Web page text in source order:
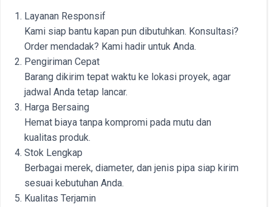
Layanan Responsif
Kami siap bantu kapan pun dibutuhkan. Konsultasi?
Order mendadak? Kami hadir untuk Anda.
Pengiriman Cepat
Barang dikirim tepat waktu ke lokasi proyek, agar
jadwal Anda tetap lancar.
Harga Bersaing
Hemat biaya tanpa kompromi pada mutu dan
kualitas produk.
Stok Lengkap
Berbagai merek, diameter, dan jenis pipa siap kirim
sesuai kebutuhan Anda.
Kualitas Terjamin